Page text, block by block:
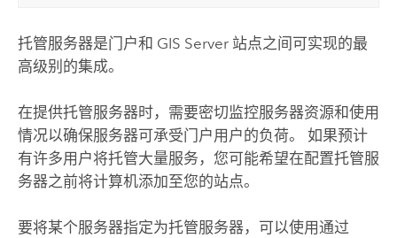
托管服务器是门户和 GIS Server站点之间可实现的最
高级别的集成。
在提供托管服务器时，需要密切监控服务器资源和使用
情况以确保服务器可承受门户用户的负荷。 如果预计
有许多用户将托管大量服务，您可能希望在配置托管服
务器之前将计算机添加至您的站点。
要将某个服务器指定为托管服务器，可以使用通过